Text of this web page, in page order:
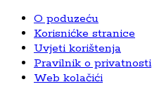
O poduzeću
Korisnićke stranice
Uvjeti korištenja
Pravilnik o privatnosti
Web kolačići